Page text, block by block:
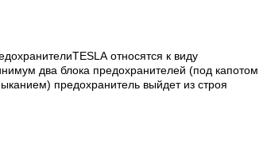
относятся к виду
два блока предохранителей (под капотом
предохранитель выйдет из строя